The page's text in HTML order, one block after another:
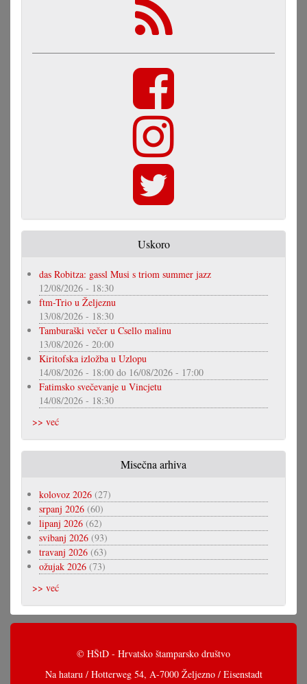
Uskoro
das Robitza: gassl Musi s triom summer jazz
12/08/2026 - 18:30
ftm-Trio u Željeznu
13/08/2026 - 18:30
Tamburaški večer u Csello malinu
13/08/2026 - 20:00
Kiritofska izložba u Uzlopu
14/08/2026 - 18:00 do 16/08/2026 - 17:00
Fatimsko svečevanje u Vincjetu
14/08/2026 - 18:30
>> već
Misečna arhiva
kolovoz 2026 (27)
srpanj 2026 (60)
lipanj 2026 (62)
svibanj 2026 (93)
travanj 2026 (63)
ožujak 2026 (73)
>> već
© HŠtD - Hrvatsko štamparsko društvo
Na hataru / Hotterweg 54, A-7000 Željezno / Eisenstadt